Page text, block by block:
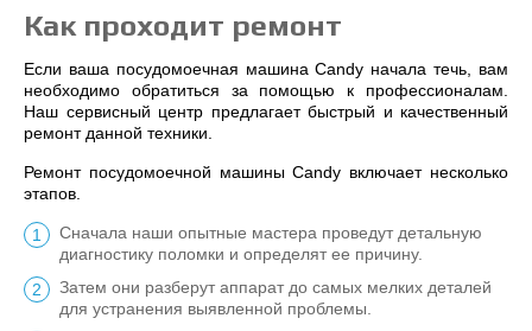
Как проходит ремонт
Если ваша посудомоечная машина Candy начала течь, вам
необходимо обратиться за помощью к профессионалам.
Наш сервисный центр предлагает быстрый и качественный
ремонт данной техники.
Ремонт посудомоечной машины Candy включает несколько
этапов.
Сначала наши опытные мастера проведут детальную
диагностику поломки и определят ее причину.
Затем они разберут аппарат до самых мелких деталей
для устранения выявленной проблемы.